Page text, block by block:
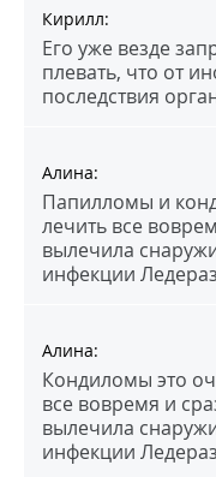
Кирилл:
Его уже везде
плевать, что от
последствия
Алина:
Папилломы и
лечить все
вылечила
инфекции
Алина:
Кондиломы это
все вовремя и
вылечила
инфекции